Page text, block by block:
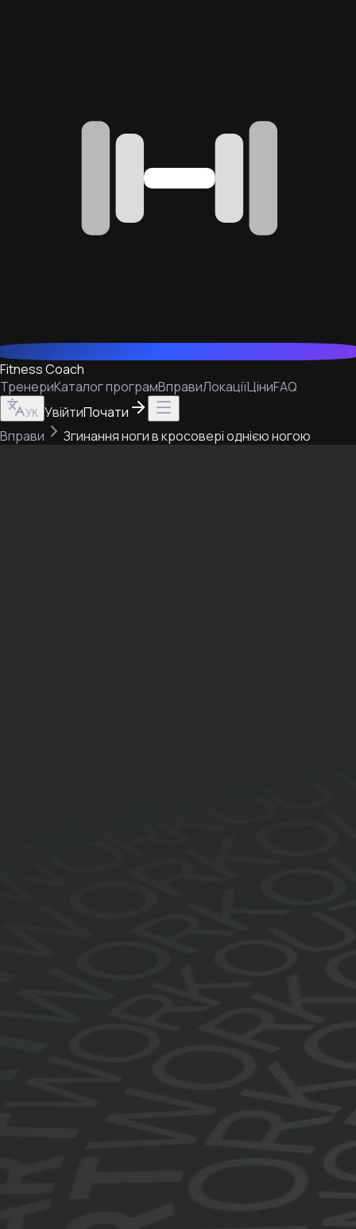
Fitness Coach
ТренериКаталог програмВправиЛокаціїЦіниFAQ
УК УвійтиПочати
Вправи
Згинання ноги в кросовері однією ногою